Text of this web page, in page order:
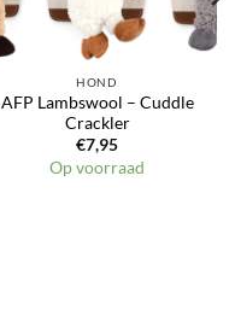
HOND
AFP Lambswool – Cuddle
Crackler
€7,95
Op voorraad